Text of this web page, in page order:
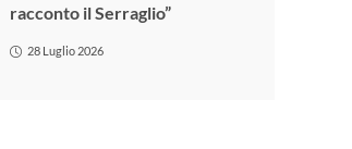
racconto il Serraglio”
28 Luglio 2026